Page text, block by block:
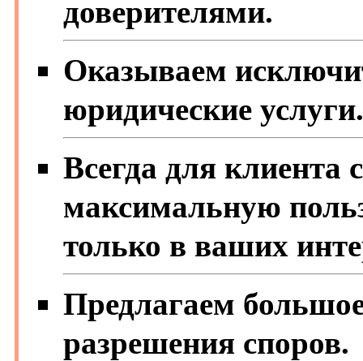
доверителями.
Оказываем
юридические услуги.
Всегда для клиента
максимальную
только в ваших
Предлагаем
разрешения споров.